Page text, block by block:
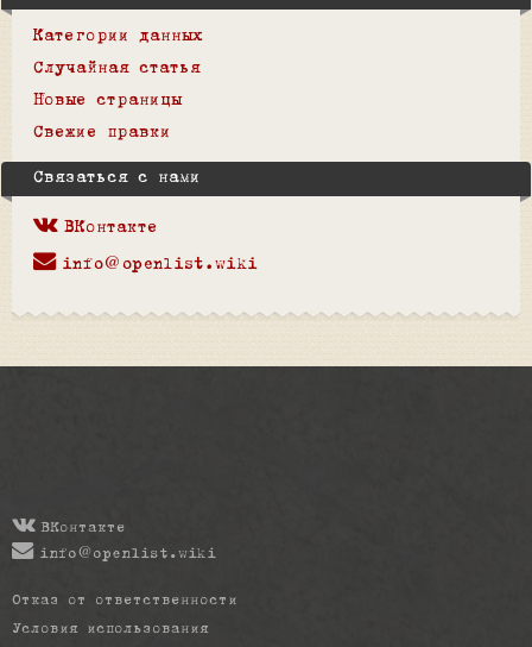
Категории данных
Случайная статья
Новые страницы
Свежие правки
Связаться с нами
ВКонтакте
info@openlist.wiki
ВКонтакте
info@openlist.wiki
Отказ от ответственности
Условия использования